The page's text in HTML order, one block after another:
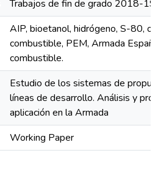
Trabajos de fin de grado 2018-
AIP, bioetanol, hidrógeno, S-80,
combustible, PEM, Armada
combustible.
Estudio de los sistemas de
líneas de desarrollo. Análisis y
aplicación en la Armada
Working Paper